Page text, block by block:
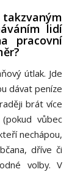
lidí
pracovní
útlak. Jde
dávat peníze
brát více
vůbec
nechápou,
dříve či
volby. V